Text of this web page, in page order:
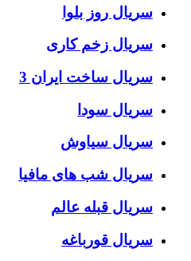
سریال روز بلوا
سریال زخم کاری
سریال ساخت ایران 3
سریال سودا
سریال سیاوش
سریال شب های مافیا
سریال قبله عالم
سریال قورباغه